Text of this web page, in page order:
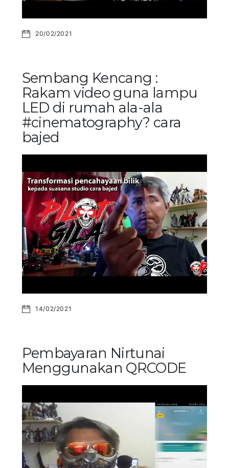
20/02/2021
Sembang Kencang :
Rakam video guna lampu
LED di rumah ala-ala
#cinematography? cara
bajed
14/02/2021
Pembayaran Nirtunai
Menggunakan QRCODE